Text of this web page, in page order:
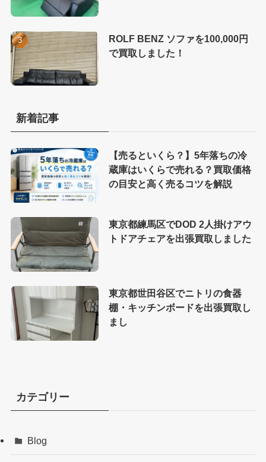
ROLF BENZ ソファを100,000円
で買取しました！
新着記事
【売るといくら？】5年落ちの冷
蔵庫はいくらで売れる？買取価格
の目安と高く売るコツを解説
東京都練馬区でDOD 2人掛けアウ
トドアチェアを出張買取しました
東京都世田谷区でニトリの食器
棚・キッチンボードを出張買取し
まし
カテゴリー
Blog